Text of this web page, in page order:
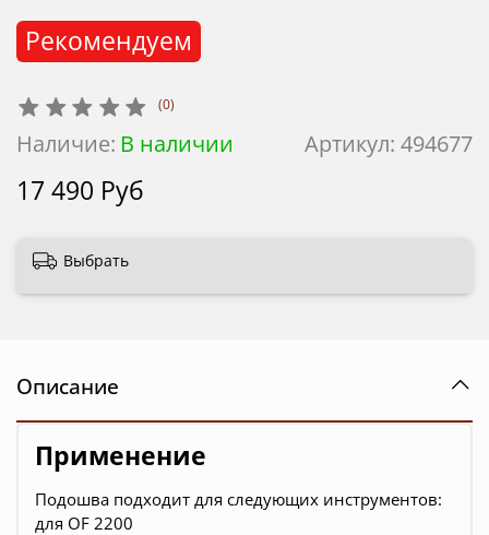
(0)
Артикул: 494677
Наличие: В наличии
Рекомендуем
17 490 Руб
Выбрать
Описание
Применение
Подошва подходит для следующих инструментов:
для OF 2200